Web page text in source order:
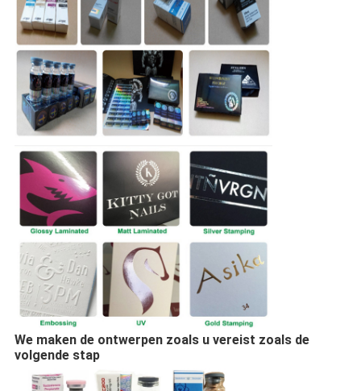
We maken de ontwerpen zoals u vereist zoals de
volgende stap